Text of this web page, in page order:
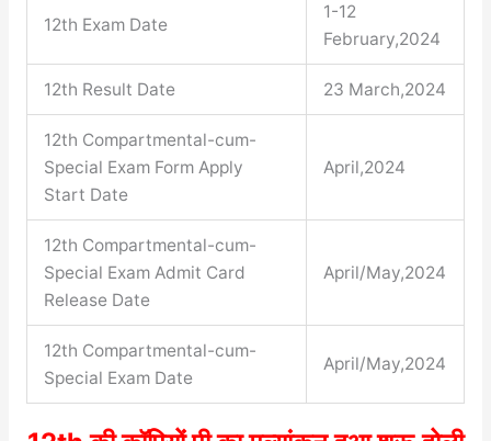
12th Exam Date
1-12
February,2024
12th Result Date 23 March,2024
12th Compartmental-cum-
Special Exam Form Apply
Start Date
April,2024
12th Compartmental-cum-
Special Exam Admit Card
Release Date
April/May,2024
12th Compartmental-cum-
Special Exam Date
April/May,2024